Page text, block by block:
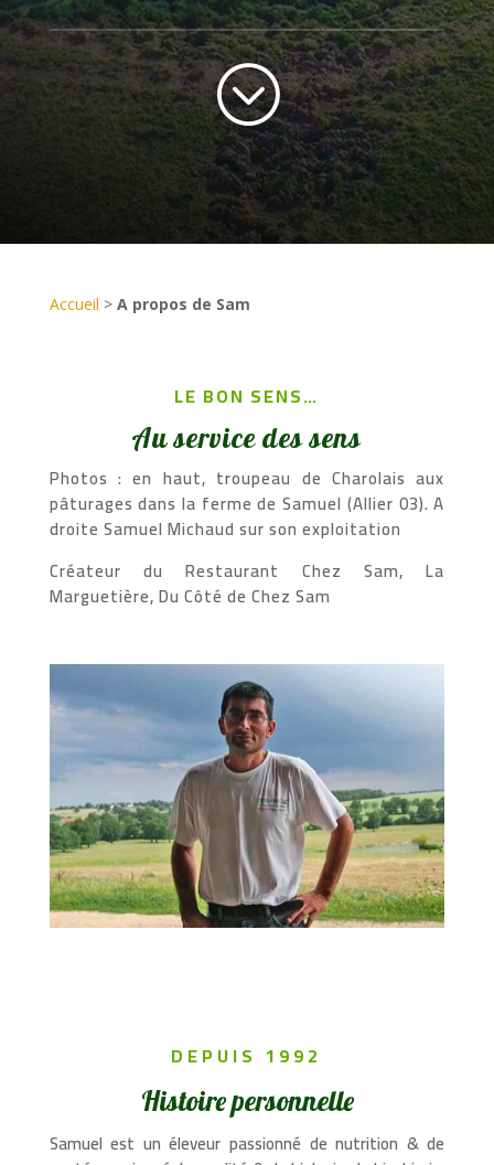
;
Accueil > A propos de Sam
LE BON SENS…
Au service des sens
Photos : en haut, troupeau de Charolais aux
pâturages dans la ferme de Samuel (Allier 03). A
droite Samuel Michaud sur son exploitation
Créateur du Restaurant Chez Sam, La
Marguetière, Du Côté de Chez Sam
DEPUIS 1992
Histoire personnelle
Samuel est un éleveur passionné de nutrition & de